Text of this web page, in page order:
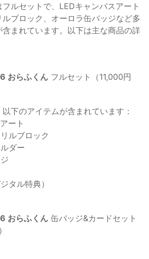
ルセットで、LEDキャンバスアート
ブロック、オーロラ缶バッジなど多
まれています。以下は主な商品の詳
おらふくん フルセット（11,000円
下のアイテムが含まれています：
ート
ルブロック
ダー
タル特典）
おらふくん 缶バッジ&カードセット